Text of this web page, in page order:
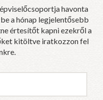
havonta
a hónap legjelentősebb
értesítőt kapni ezekről a
kitöltve iratkozzon fel